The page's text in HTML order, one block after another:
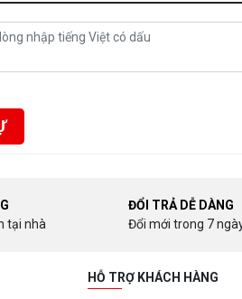
tại nhà
ĐỔI TRẢ DỄ DÀNG
Đổi mới trong 7
HỖ TRỢ KHÁCH HÀNG